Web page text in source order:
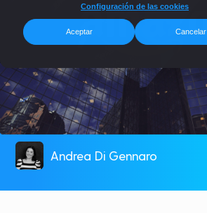
Configuración de las cookies
Aceptar Cancelar
Andrea Di Gennaro